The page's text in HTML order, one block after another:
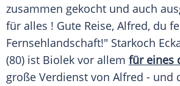
zusammen gekocht und auch
für alles ! Gute Reise, Alfred, du
Fernsehlandschaft!" Starkoch
(80) ist Biolek vor allem für eines
große Verdienst von Alfred - und